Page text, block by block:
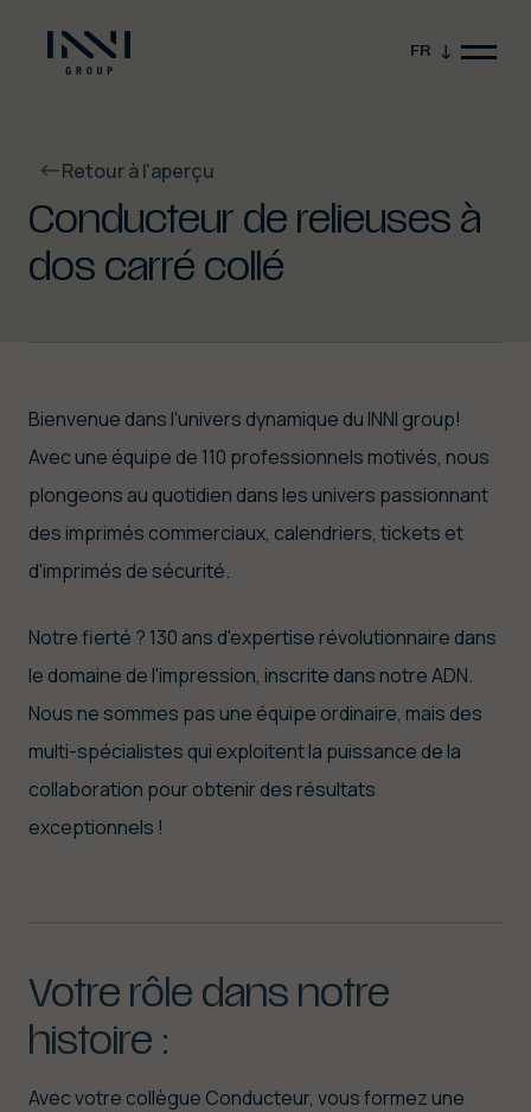
FR
Retour à l'aperçu
Conducteur de relieuses à
dos carré collé
Bienvenue dans l'univers dynamique du INNI group!
Avec une équipe de 110 professionnels motivés, nous
plongeons au quotidien dans les univers passionnant
des imprimés commerciaux, calendriers, tickets et
d'imprimés de sécurité.
Notre fierté ? 130 ans d'expertise révolutionnaire dans
le domaine de l'impression, inscrite dans notre ADN.
Nous ne sommes pas une équipe ordinaire, mais des
multi-spécialistes qui exploitent la puissance de la
collaboration pour obtenir des résultats
exceptionnels !
Votre rôle dans notre
histoire :
Avec votre collègue Conducteur, vous formez une